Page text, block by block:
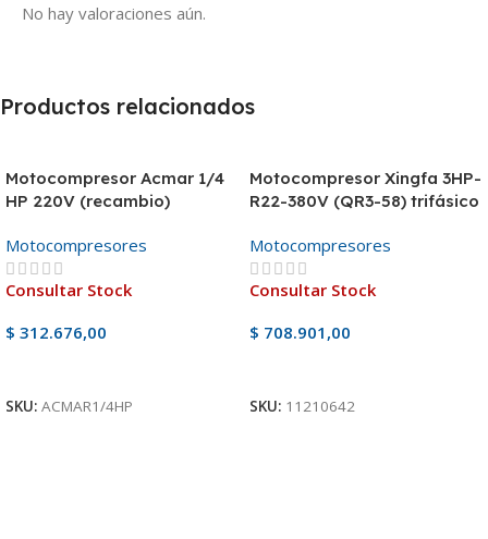
No hay valoraciones aún.
Productos relacionados
Motocompresor Acmar 1/4
HP 220V (recambio)
Motocompresores
Consultar Stock
$ 312.676,00
SKU: ACMAR1/4HP
Motocompresor Xingfa 3HP-
R22-380V (QR3-58) trifásico
Motocompresores
Consultar Stock
$ 708.901,00
SKU: 11210642